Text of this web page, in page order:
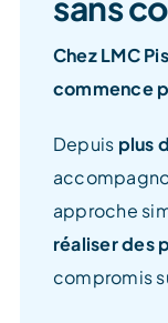
Chez LMC
commence
Depuis plus
approche
réaliser des
compromis